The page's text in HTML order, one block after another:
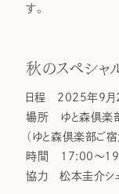
す。
秋のスペシャ
日程 2025年9月
場所 ゆと森倶楽部
（ゆと森倶楽部ご
時間 17:00～
協力 松本圭介シ